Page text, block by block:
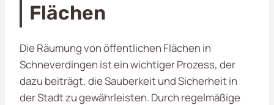
Flächen
Die Räumung von öffentlichen Flächen in
Schneverdingen ist ein wichtiger Prozess, der
dazu beiträgt, die Sauberkeit und Sicherheit in
der Stadt zu gewährleisten. Durch regelmäßige